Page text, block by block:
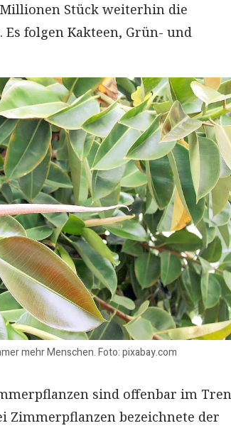
Stück weiterhin die
Es folgen Kakteen, Grün- und
mehr Menschen. Foto: pixabay.com
sind offenbar im
Zimmerpflanzen bezeichnete der